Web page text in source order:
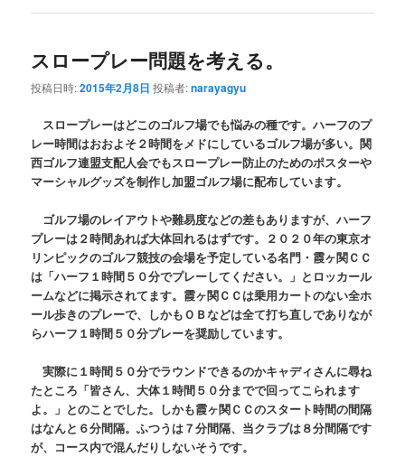
スロープレー問題を考える。
投稿日時:2015年2月8日 投稿者:narayagyu
スロープレーはどこのゴルフ場でも悩みの種です。ハーフのプ
レー時間はおおよそ２時間をメドにしているゴルフ場が多い。関
西ゴルフ連盟支配人会でもスロープレー防止のためのポスターや
マーシャルグッズを制作し加盟ゴルフ場に配布しています。
ゴルフ場のレイアウトや難易度などの差もありますが、ハーフ
プレーは２時間あれば大体回れるはずです。２０２０年の東京オ
リンピックのゴルフ競技の会場を予定している名門・霞ヶ関ＣＣ
は「ハーフ１時間５０分でプレーしてください。」とロッカール
ームなどに掲示されてます。霞ヶ関ＣＣは乗用カートのない全ホ
ール歩きのプレーで、しかもＯＢなどは全て打ち直しでありなが
らハーフ１時間５０分プレーを奨励しています。
実際に１時間５０分でラウンドできるのかキャディさんに尋ね
たところ「皆さん、大体１時間５０分までで回ってこられます
よ。」とのことでした。しかも霞ヶ関ＣＣのスタート時間の間隔
はなんと６分間隔。ふつうは７分間隔、当クラブは８分間隔です
が、コース内で混んだりしないそうです。